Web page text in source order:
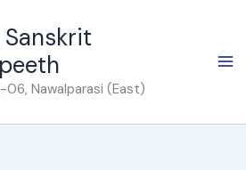
Sanskrit
06, Nawalparasi (East)